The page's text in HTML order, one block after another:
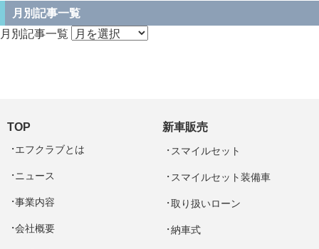
月別記事一覧
月別記事一覧
TOP
エフクラブとは
ニュース
事業内容
会社概要
新車販売
スマイルセット
スマイルセット装備車
取り扱いローン
納車式